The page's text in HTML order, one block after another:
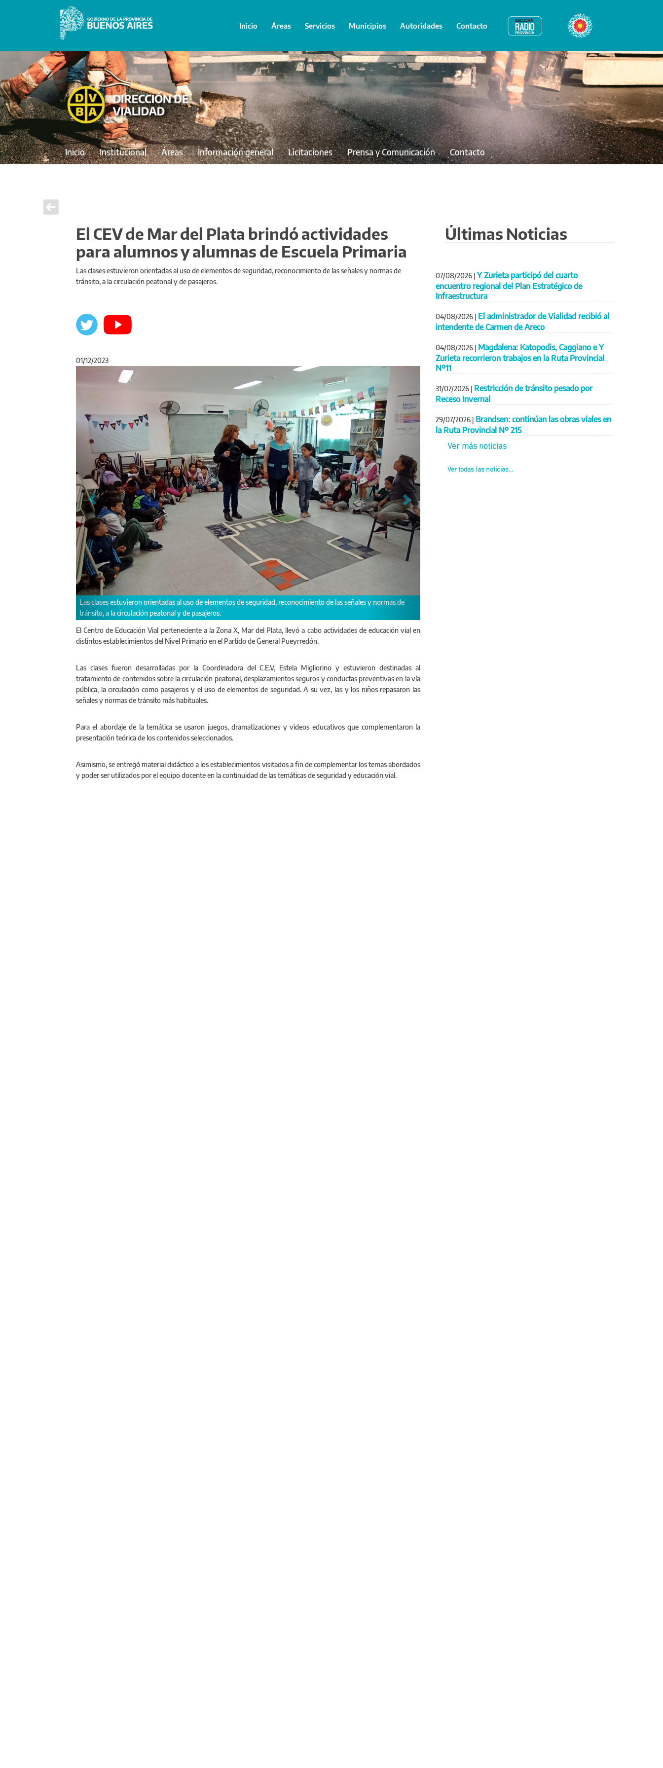
Inicio Áreas Servicios Municipios Autoridades Contacto Radio Provincia Bicentenario
Inicio Institucional Áreas Información general Licitaciones Prensa y Comunicación Contacto
El CEV de Mar del Plata brindó actividades
para alumnos y alumnas de Escuela Primaria
Las clases estuvieron orientadas al uso de elementos de seguridad, reconocimiento de las señales y normas de
tránsito, a la circulación peatonal y de pasajeros.
01/12/2023
estuvieron orientadas al uso de elementos de seguridad, reconocimiento de las señales y normas de
a la circulación peatonal y de pasajeros.
Para el abordaje de la temática se usaron juegos, dramatizaciones y videos educativos que complementaron la
Anterior Siguiente
El Centro de Educación Vial perteneciente a la Zona X, Mar del Plata, llevó a cabo actividades de educación vial en
distintos establecimientos del Nivel Primario en el Partido de General Pueyrredón.
Las clases fueron desarrolladas por la Coordinadora del C.E.V, Estela Migliorino y estuvieron destinadas al
tratamiento de contenidos sobre la circulación peatonal, desplazamientos seguros y conductas preventivas en la vía
pública, la circulación como pasajeros y el uso de elementos de seguridad. A su vez, las y los niños repasaron las
señales y normas de tránsito más habituales.
Para el abordaje de la temática se usaron juegos, dramatizaciones y videos educativos que complementaron la
presentación teórica de los contenidos seleccionados.
Asimismo, se entregó material didáctico a los establecimientos visitados a fin de complementar los temas abordados
y poder ser utilizados por el equipo docente en la continuidad de las temáticas de seguridad y educación vial.
Últimas Noticias
07/08/2026 | Y Zurieta participó del cuarto
encuentro regional del Plan Estratégico de
Infraestructura
04/08/2026 | El administrador de Vialidad recibió al
intendente de Carmen de Areco
04/08/2026 | Magdalena: Katopodis, Caggiano e Y
Zurieta recorrieron trabajos en la Ruta Provincial
Nº11
31/07/2026 | Restricción de tránsito pesado por
Receso Invernal
29/07/2026 | Brandsen: continúan las obras viales en
la Ruta Provincial Nº 215
Ver más noticias
Ver todas las noticias...